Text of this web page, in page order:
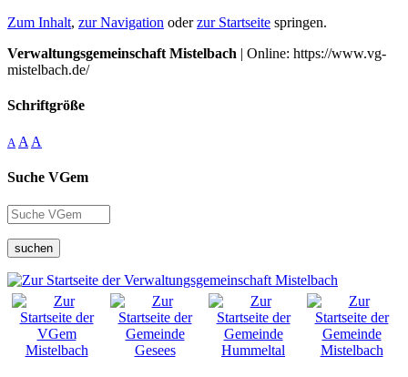
Zum Inhalt, zur Navigation oderzur Startseite springen.
Verwaltungsgemeinschaft Mistelbach | Online: https://www.vg-
mistelbach.de/
Schriftgröße
A A A
Suche VGem
suchen